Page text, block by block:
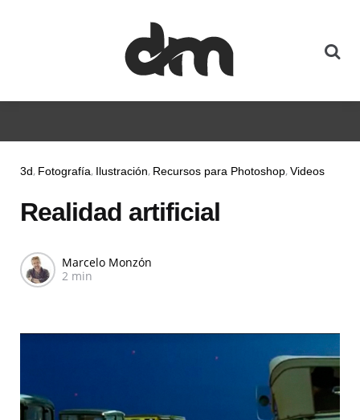
3d Fotografía Ilustración Recursos para Photoshop Videos
Realidad artificial
Marcelo Monzón
2 min